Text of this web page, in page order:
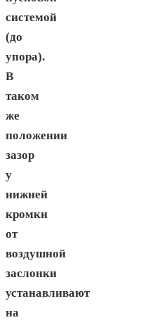
системой
(до
упора).
В
таком
же
положении
зазор
у
нижней
кромки
от
воздушной
заслонки
устанавливают
на